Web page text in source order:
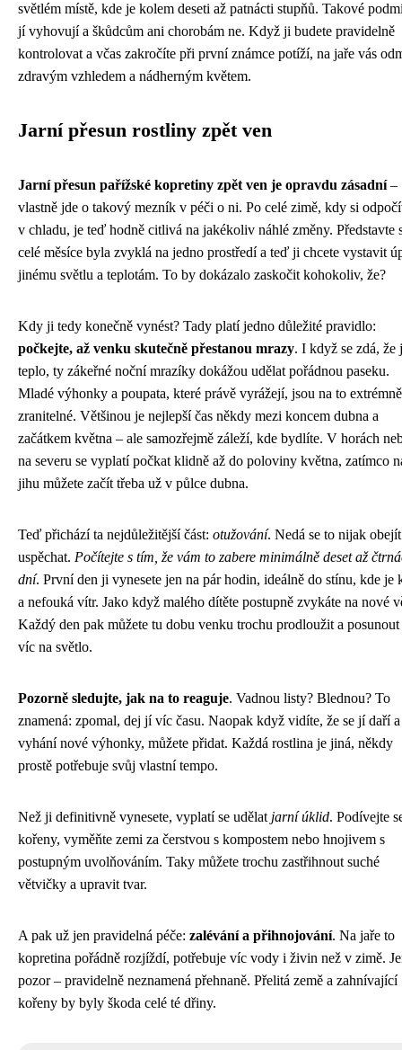
světlém místě, kde je kolem deseti až patnácti stupňů. Takové
jí vyhovují a škůdcům ani chorobám ne. Když ji budete pravidelně
kontrolovat a včas zakročíte při první známce potíží, na jaře vás
zdravým vzhledem a nádherným květem.
Jarní přesun rostliny zpět ven
Jarní přesun pařížské kopretiny zpět ven je opravdu zásadní–
vlastně jde o takový mezník v péči o ni. Po celé zimě, kdy si
v chladu, je teď hodně citlivá na jakékoliv náhlé změny. Představte
celé měsíce byla zvyklá na jedno prostředí a teď ji chcete vystavit
jinému světlu a teplotám. To by dokázalo zaskočit kohokoliv, že?
Kdy ji tedy konečně vynést? Tady platí jedno důležité pravidlo:
počkejte, až venku skutečně přestanou mrazy. I když se zdá, že
teplo, ty zákeřné noční mrazíky dokážou udělat pořádnou paseku.
Mladé výhonky a poupata, které právě vyrážejí, jsou na to extrémně
zranitelné. Většinou je nejlepší čas někdy mezi koncem dubna a
začátkem května – ale samozřejmě záleží, kde bydlíte. V horách
na severu se vyplatí počkat klidně až do poloviny května, zatímco
jihu můžete začít třeba už v půlce dubna.
Teď přichází ta nejdůležitější část: otužování. Nedá se to nijak
uspěchat. Počítejte s tím, že vám to zabere minimálně deset až
dní. První den ji vynesete jen na pár hodin, ideálně do stínu, kde je
a nefouká vítr. Jako když malého dítěte postupně zvykáte na nové
Každý den pak můžete tu dobu venku trochu prodloužit a
víc na světlo.
Pozorně sledujte, jak na to reaguje. Vadnou listy? Blednou? To
znamená: zpomal, dej jí víc času. Naopak když vidíte, že se jí daří a
vyhání nové výhonky, můžete přidat. Každá rostlina je jiná, někdy
prostě potřebuje svůj vlastní tempo.
Než ji definitivně vynesete, vyplatí se udělat jarní úklid. Podívejte
kořeny, vyměňte zemi za čerstvou s kompostem nebo hnojivem s
postupným uvolňováním. Taky můžete trochu zastřihnout suché
větvičky a upravit tvar.
A pak už jen pravidelná péče: zalévání a přihnojování. Na jaře to
kopretina pořádně rozjíždí, potřebuje víc vody i živin než v zimě.
pozor – pravidelně neznamená přehnaně. Přelitá země a zahnívající
kořeny by byly škoda celé té dřiny.